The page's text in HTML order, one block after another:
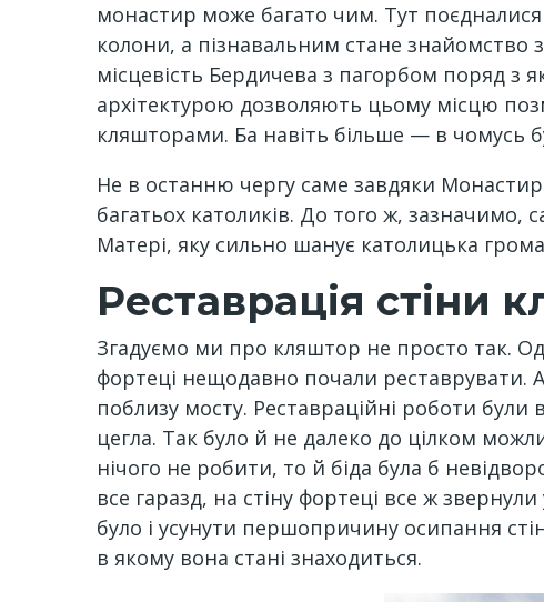
монастир може багато чим. Тут
колони, а пізнавальним стане знайомство
місцевість Бердичева з пагорбом поряд з
архітектурою дозволяють цьому місцю
кляшторами. Ба навіть більше — в чомусь
Не в останню чергу саме завдяки
багатьох католиків. До того ж, зазначимо,
Матері, яку сильно шанує католицька
Реставрація стіни
Згадуємо ми про кляштор не просто так.
фортеці нещодавно почали реставрувати.
поблизу мосту. Реставраційні роботи
цегла. Так було й не далеко до цілком
нічого не робити, то й біда була б
все гаразд, на стіну фортеці все ж
було і усунути першопричину осипання
в якому вона стані знаходиться.